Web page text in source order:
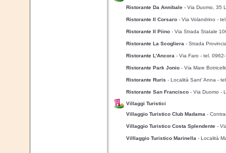
Ristorante Da Annibale - Via Duomo, 35
Ristorante Il Corsaro - Via Volandrino -
Ristorante Il Piino - Via Strada Statale
Ristorante La Scogliera - Strada
Ristorante L'Ancora - Via Faro - tel.
Ristorante Park Jonio - Via Mare
Ristorante Ruris - Località Sant' Anna -
Ristorante San Francisco - Via Duomo -
Villaggi Turistici
Villaggio Turistico Club Madama -
Villaggio Turistico Costa Splendente -
Villlaggio Turistico Marinella - Località